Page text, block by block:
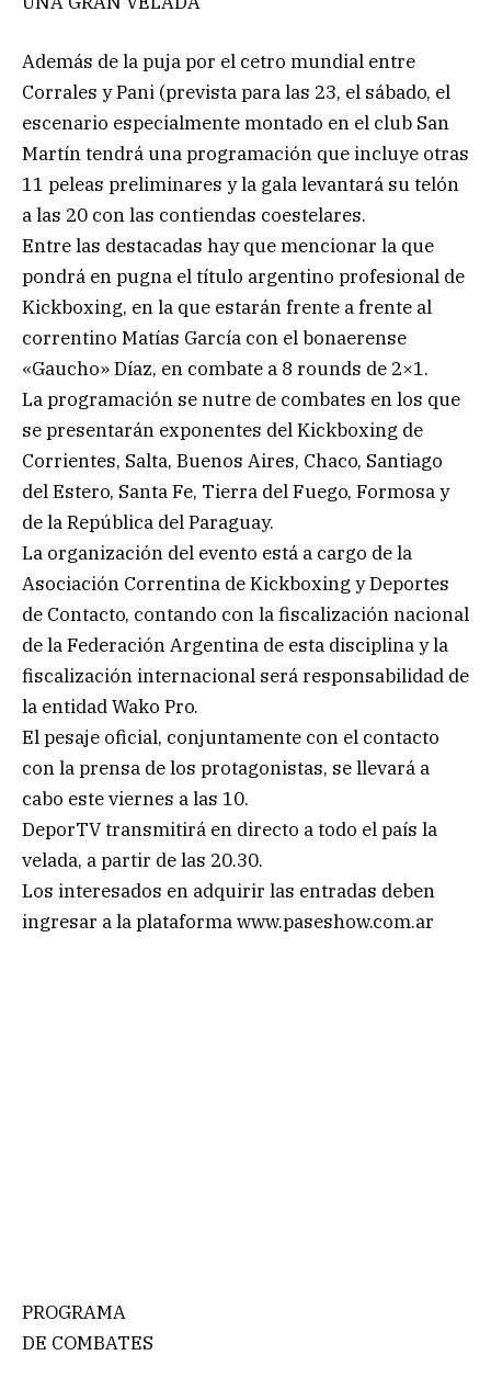
Además de la puja por el cetro mundial entre
Corrales y Pani (prevista para las 23, el sábado, el
escenario especialmente montado en el club San
Martín tendrá una programación que incluye otras
11 peleas preliminares y la gala levantará su telón
a las 20 con las contiendas coestelares.
Entre las destacadas hay que mencionar la que
pondrá en pugna el título argentino profesional de
Kickboxing, en la que estarán frente a frente al
correntino Matías García con el bonaerense
«Gaucho» Díaz, en combate a 8 rounds de 2×1.
La programación se nutre de combates en los que
se presentarán exponentes del Kickboxing de
Corrientes, Salta, Buenos Aires, Chaco, Santiago
del Estero, Santa Fe, Tierra del Fuego, Formosa y
de la República del Paraguay.
La organización del evento está a cargo de la
Asociación Correntina de Kickboxing y Deportes
de Contacto, contando con la fiscalización nacional
de la Federación Argentina de esta disciplina y la
fiscalización internacional será responsabilidad de
la entidad Wako Pro.
El pesaje oficial, conjuntamente con el contacto
con la prensa de los protagonistas, se llevará a
cabo este viernes a las 10.
DeporTV transmitirá en directo a todo el país la
velada, a partir de las 20.30.
Los interesados en adquirir las entradas deben
ingresar a la plataforma www.paseshow.com.ar
PROGRAMA
DE COMBATES